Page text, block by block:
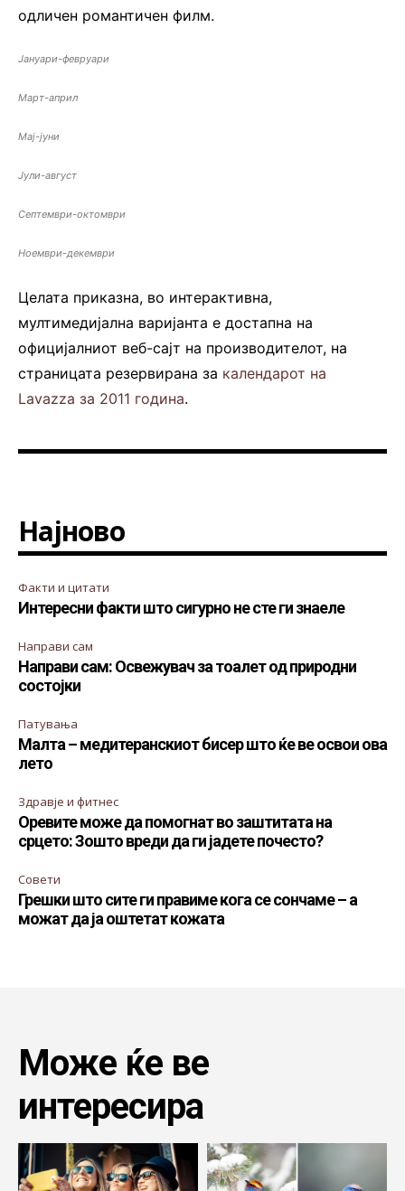
одличен романтичен филм.
Јануари-февруари
Март-април
Мај-јуни
Јули-август
Септември-октомври
Ноември-декември
Целата приказна, во интерактивна,
мултимедијална варијанта е достапна на
официјалниот веб-сајт на производителот, на
страницата резервирана за календарот на
Lavazza за 2011 година.
Најново
Факти и цитати
Интересни факти што сигурно не сте ги знаеле
Направи сам
Направи сам: Освежувач за тоалет од природни
состојки
Патувања
Малта – медитеранскиот бисер што ќе ве освои ова
лето
Здравје и фитнес
Оревите може да помогнат во заштитата на
срцето: Зошто вреди да ги јадете почесто?
Совети
Грешки што сите ги правиме кога се сончаме – а
можат да ја оштетат кожата
Може ќе ве
интересира